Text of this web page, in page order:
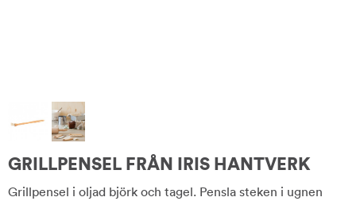
GRILLPENSEL FRÅN IRIS HANTVERK
Grillpensel i oljad björk och tagel. Pensla steken i ugnen